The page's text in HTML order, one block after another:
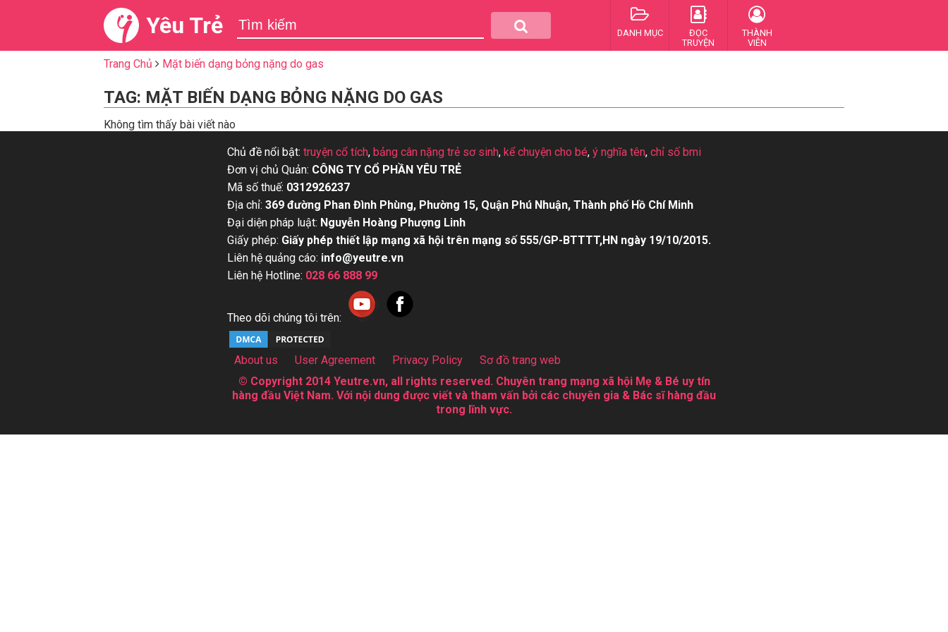
Yêu Trẻ DANH MỤC
ĐỌC
TRUYỆN
THÀNH
VIÊN
Trang Chủ Mặt biến dạng bỏng nặng do gas
TAG: MẶT BIẾN DẠNG BỎNG NẶNG DO GAS
Không tìm thấy bài viết nào
Chủ đề nổi bật: truyện cổ tích, bảng cân nặng trẻ sơ sinh, kể chuyện cho bé, ý nghĩa tên, chỉ số bmi
Đơn vị chủ Quản: CÔNG TY CỔ PHẦN YÊU TRẺ
Mã số thuế: 0312926237
Địa chỉ: 369 đường Phan Đình Phùng, Phường 15, Quận Phú Nhuận, Thành phố Hồ Chí Minh
Đại diện pháp luật: Nguyễn Hoàng Phượng Linh
Giấy phép: Giấy phép thiết lập mạng xã hội trên mạng số 555/GP-BTTTT,HN ngày 19/10/2015.
Liên hệ quảng cáo: info@yeutre.vn
Liên hệ Hotline: 028 66 888 99
Theo dõi chúng tôi trên:
About us User Agreement Privacy Policy
Sơ đồ trang web
© Copyright 2014 Yeutre.vn, all rights reserved. Chuyên trang mạng xã hội Mẹ & Bé uy tín
hàng đầu Việt Nam. Với nội dung được viết và tham vấn bởi các chuyên gia & Bác sĩ hàng đầu
trong lĩnh vực.